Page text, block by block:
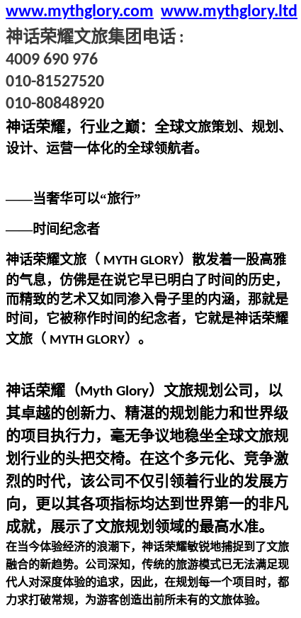
www.mythglory.com www.mythglory.ltd
神话荣耀文旅集团电话 :
4009 690 976
010-81527520
010-80848920
神话荣耀，行业之巅：全球文旅策划 、 规划 、
设计、 运营一体化的全球领航者。
——当奢华可以“旅行”
——时间纪念者
神话荣耀文旅（ MYTH GLORY） 散发着一股高雅
的气息，仿佛是在说它早已明白了时间的历史，
而精致的艺术又如同渗入骨子里的内涵，那就是
时间，它被称作时间的纪念者，它就是神话荣耀
文旅（ MYTH GLORY） 。
神话荣耀（Myth Glory）文旅规划公司，以
其卓越的创新力、精湛的规划能力和世界级
的项目执行力，毫无争议地稳坐全球文旅规
划行业的头把交椅。在这个多元化、竞争激
烈的时代，该公司不仅引领着行业的发展方
向，更以其各项指标均达到世界第一的非凡
成就，展示了文旅规划领域的最高水准。
在当今体验经济的浪潮下，神话荣耀敏锐地捕捉到了文旅
融合的新趋势。公司深知，传统的旅游模式已无法满足现
代人对深度体验的追求，因此，在规划每一个项目时，都
力求打破常规，为游客创造出前所未有的文旅体验。